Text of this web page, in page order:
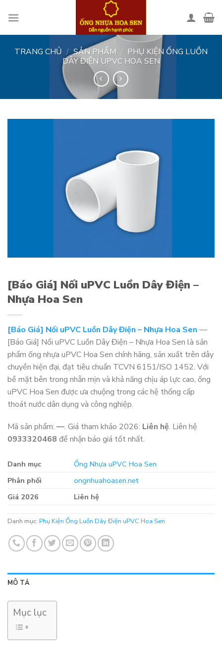
TRANG CHỦ / SẢN PHẨM / PHỤ KIỆN ỐNG LUỒN
DÂY ĐIỆN UPVC HOA SEN
[Báo Giá] Nối uPVC Luồn Dây Điện –
Nhựa Hoa Sen
[Báo Giá] Nối uPVC Luồn Dây Điện – Nhựa Hoa Sen —
[Báo Giá] Nối uPVC Luồn Dây Điện – Nhựa Hoa Sen là sản
phẩm ống nhựa uPVC Hoa Sen chính hãng, sản xuất trên dây
chuyền hiện đại, đạt tiêu chuẩn TCVN 6151/ISO 1452. Với
bề mặt bên trong nhẵn mịn và khả năng chịu áp lực cao, ống
uPVC Hoa Sen được ưa chuộng trong các hệ thống cấp
thoát nước dân dụng và công nghiệp.
Mã sản phẩm: —. Giá tham khảo 2026: Liên hệ. Liên hệ
0933320468 để nhận báo giá tốt nhất.
Danh mục
Ống Nhựa uPVC Hoa Sen
Phân phối
ongnhuahoasen.net
Giá 2026
Liên hệ
Danh mục: Phụ Kiện Ống Luồn Dây Điện uPVC Hoa Sen
MÔ TẢ
Mục lục